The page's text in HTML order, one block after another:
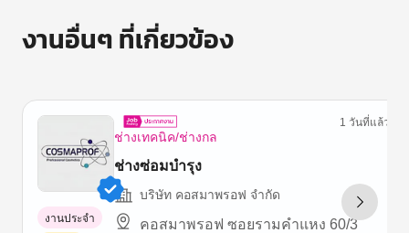
งานอื่นๆ ที่เกี่ยวข้อง
ช่างเทคนิค/ช่างกล
1 วันที่แล้ว
ช่างซ่อมบำรุง
บริษัท คอสมาพรอฟ จำกัด
คอสมาพรอฟ ซอยรามคำแหง 60/3
งานประจำ